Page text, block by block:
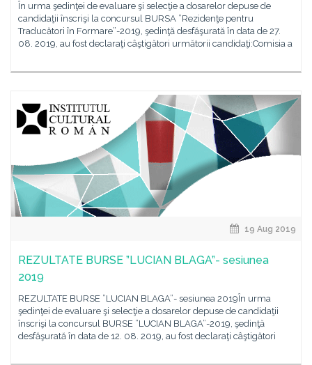
În urma şedinţei de evaluare şi selecţie a dosarelor depuse de
candidaţii înscrişi la concursul BURSA ”Rezidenţe pentru
Traducători în Formare”-2019, şedinţă desfăşurată în data de 27.
08. 2019, au fost declaraţi câştigători următorii candidaţi:Comisia a
19 Aug 2019
REZULTATE BURSE ”LUCIAN BLAGA”- sesiunea
2019
REZULTATE BURSE ”LUCIAN BLAGA”- sesiunea 2019În urma
şedinţei de evaluare şi selecţie a dosarelor depuse de candidaţii
înscrişi la concursul BURSE ”LUCIAN BLAGA”-2019, şedinţă
desfăşurată în data de 12. 08. 2019, au fost declaraţi câştigători